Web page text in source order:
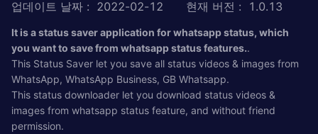
업데이트 날짜 : 2022-02-12 현재 버전 : 1.0.13
It is a status saver application for whatsapp status, which
you want to save from whatsapp status features..
This Status Saver let you save all status videos & images from
WhatsApp, WhatsApp Business, GB Whatsapp.
This status downloader let you download status videos &
images from whatsapp status feature, and without friend
permission.